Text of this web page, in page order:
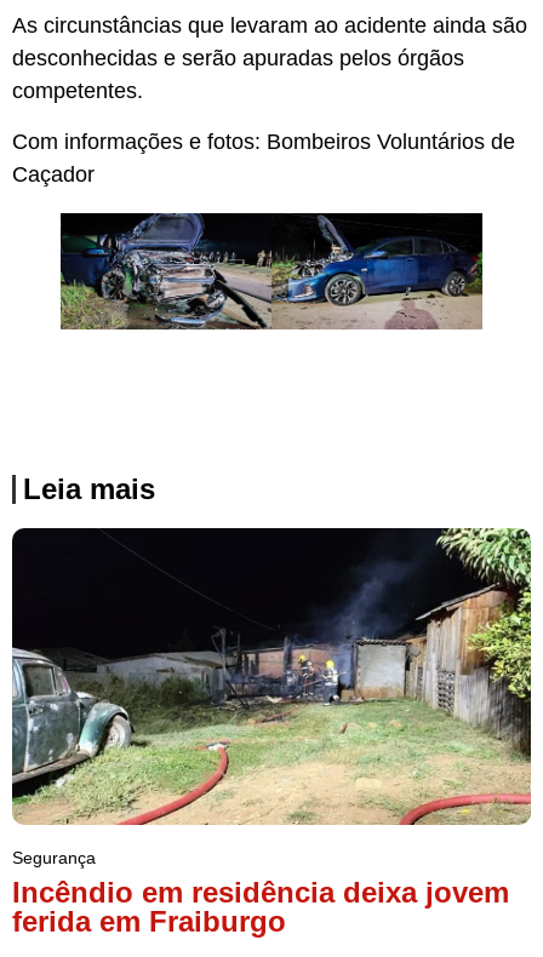
As circunstâncias que levaram ao acidente ainda são
desconhecidas e serão apuradas pelos órgãos
competentes.
Com informações e fotos: Bombeiros Voluntários de
Caçador
Leia mais
Segurança
Incêndio em residência deixa jovem
ferida em Fraiburgo